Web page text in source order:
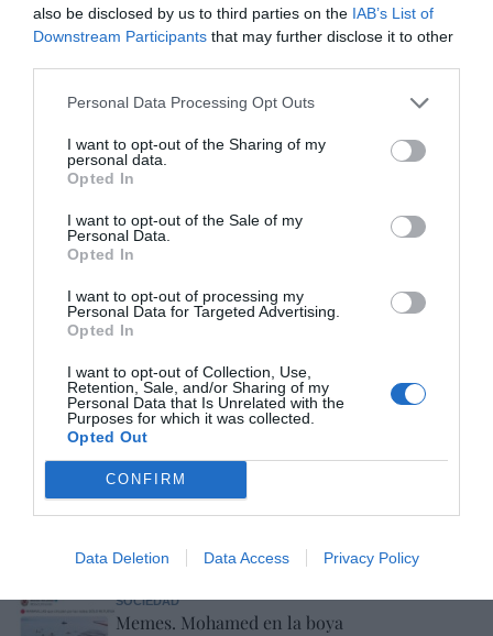
also be disclosed by us to third parties on the IAB’s List of
Downstream Participants that may further disclose it to other
Personal Data Processing Opt Outs
I want to opt-out of the Sharing of my
personal data.
Opted In
I want to opt-out of the Sale of my
Personal Data.
Opted In
I want to opt-out of processing my
Personal Data for Targeted Advertising.
Opted In
I want to opt-out of Collection, Use,
Retention, Sale, and/or Sharing of my
Personal Data that Is Unrelated with the
Purposes for which it was collected.
Opted Out
CONFIRM
Data Deletion Data Access Privacy Policy
He leído y acepto lascondiciones legales
Hoy destacamos
Chat Control para ti, para mí, para todos,
SOCIEDAD
Memes. Mohamed en la boya